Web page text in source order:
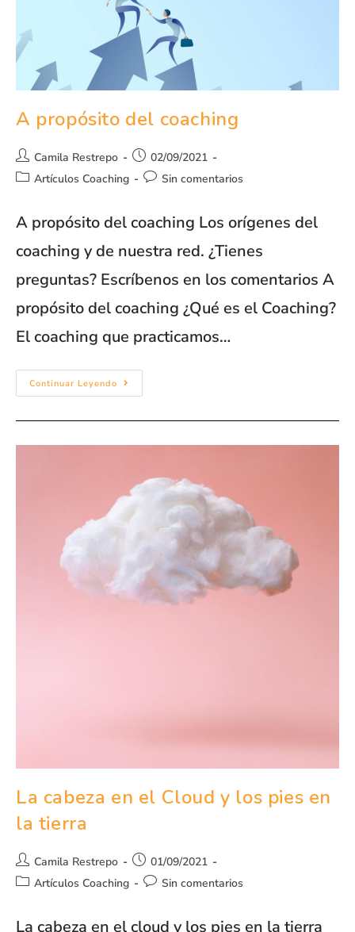
A propósito del coaching
Camila Restrepo
02/09/2021
Artículos Coaching
Sin comentarios
A propósito del coaching Los orígenes del
coaching y de nuestra red. ¿Tienes
preguntas? Escríbenos en los comentarios A
propósito del coaching ¿Qué es el Coaching?
El coaching que practicamos…
Continuar Leyendo
La cabeza en el Cloud y los pies en
la tierra
Camila Restrepo
01/09/2021
Artículos Coaching
Sin comentarios
La cabeza en el cloud y los pies en la tierra